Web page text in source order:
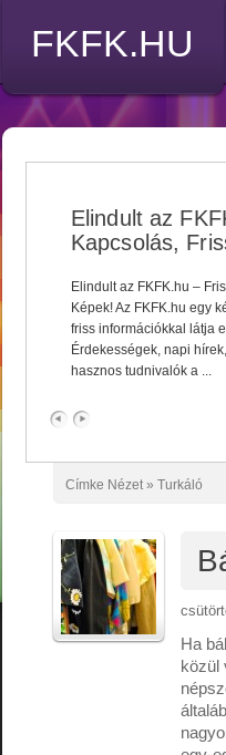
FKFK.HU
Elindult az
Kapcsolás,
Elindult az FKFK.hu –
Képek! Az FKFK.hu egy
friss információkkal látja
Érdekességek, napi
hasznos tudnivalók a ...
Címke Nézet » Turkáló
Ha
közül